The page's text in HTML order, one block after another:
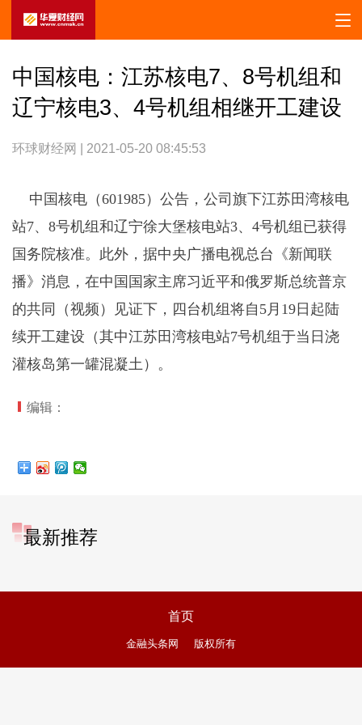
中国核电：江苏核电7、8号机组和
辽宁核电3、4号机组相继开工建设
环球财经网 | 2021-05-20 08:45:53
中国核电（601985）公告，公司旗下江苏田湾核电
站7、8号机组和辽宁徐大堡核电站3、4号机组已获得
国务院核准。此外，据中央广播电视总台《新闻联
播》消息，在中国国家主席习近平和俄罗斯总统普京
的共同（视频）见证下，四台机组将自5月19日起陆
续开工建设（其中江苏田湾核电站7号机组于当日浇
灌核岛第一罐混凝土）。
编辑：
最新推荐
首页
金融头条网 版权所有